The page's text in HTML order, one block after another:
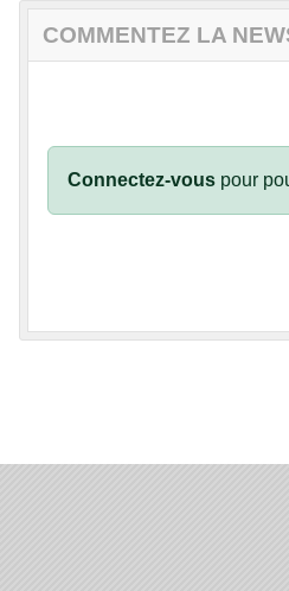
COMMENTEZ LA
Connectez-vous pour